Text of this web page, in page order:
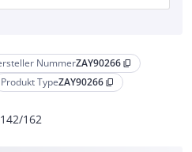
NummerZAY90266 content_copy
Produkt TypeZAY90266 content_copy
162